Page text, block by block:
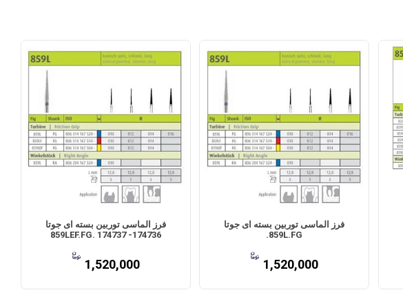
فرز الماسی توربین بسته ای جوتا
859L.FG.
1,520,000
فرز الماسی توربین بسته ای جوتا
859LEF.FG. 174737 -174736
1,520,000